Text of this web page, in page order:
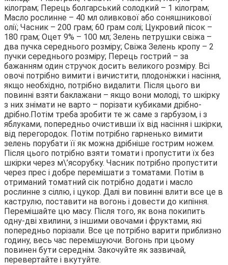
кілограм; Перець болгарський солодкий – 1 кілограм;
Масло рослинне – 40 мл оливкової або соняшникової
олії; Часник – 200 грам; 60 грам солі; Цукровий пісок –
180 грам; Оцет 9% – 100 мл; Зелень петрушки свіжа –
два пучка середнього розміру; Свіжа Зелень кропу – 2
пучки середнього розміру; Перець гострий – за
бажанням один стручок досить великого розміру. Всі
овочі потрібно вимити і вичистити, плодоніжки і насіння,
якщо необхідно, потрібно видалити. Після цього ви
повинні взяти баклажани – якщо вони молоді, то шкірку
з них знімати не варто – порізати кубиками дрібно-
дрібно.Потім треба зробити те ж саме з гарбузом, і з
яблуками, попередньо очистивши їх від насіння і шкірки,
від перегородок. Потім потрібно гарненько вимити
зелень порубати її як можна дрібніше гострим ножем.
Після цього потрібно взяти томати і пропустити їх без
шкірки через м\’ясорубку. Часник потрібно пропустити
через прес і добре перемішати з томатами. Потім в
отриманий томатний сік потрібно додати і масло
рослинне з сіллю, і цукор. Далі ви повинні влити все це в
каструлю, поставити на вогонь і довести до кипіння.
Перемішайте цю масу. Після того, як вона покипить
одну-дві хвилини, з іншими овочами і фруктами, які
попередньо порізали. Все це потрібно варити приблизно
годину, весь час перемішуючи. Вогонь при цьому
повинен бути середнім. Закочуйте як зазвичай,
перевертайте і вкутуйте.